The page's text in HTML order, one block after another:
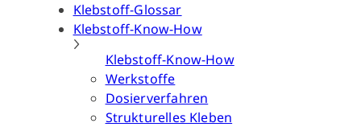
Klebstoff-Glossar
Klebstoff-Know-How
Klebstoff-Know-How
Werkstoffe
Dosierverfahren
Strukturelles Kleben